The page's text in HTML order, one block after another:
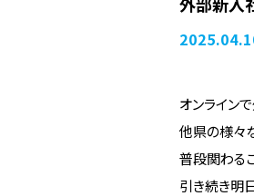
オンライン
他県の様々
普段関わる
引き続き明